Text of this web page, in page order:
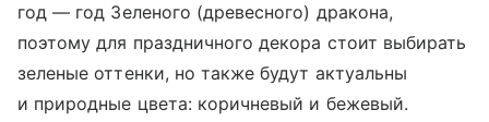
год — год Зеленого (древесного) дракона,
поэтому для праздничного декора стоит выбирать
зеленые оттенки, но также будут актуальны
и природные цвета: коричневый и бежевый.